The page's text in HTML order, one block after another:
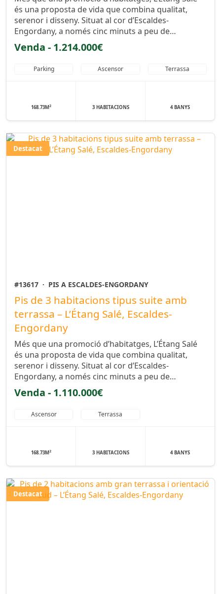
és una proposta de vida que combina qualitat,
serenor i disseny. Situat al cor d’Escaldes-
Engordany, a només cinc minuts a peu de…
Venda - 1.214.000€
Parking Ascensor Terrassa
168.73M2 3 HABITACIONS 4 BANYS
Destacat
#13617 · PIS A ESCALDES-ENGORDANY
Pis de 3 habitacions tipus suite amb
terrassa – L’Étang Salé, Escaldes-
Engordany
Més que una promoció d’habitatges, L’Étang Salé
és una proposta de vida que combina qualitat,
serenor i disseny. Situat al cor d’Escaldes-
Engordany, a només cinc minuts a peu de…
Venda - 1.110.000€
Ascensor Terrassa
168.73M2 3 HABITACIONS 4 BANYS
Destacat